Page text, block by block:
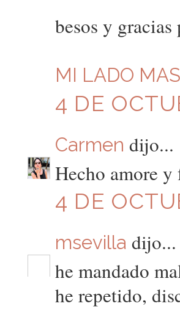
besos y
MI LADO
4 DE
Carmen dijo...
Hecho amore
4 DE
msevilla dijo...
he mandado
he repetido,